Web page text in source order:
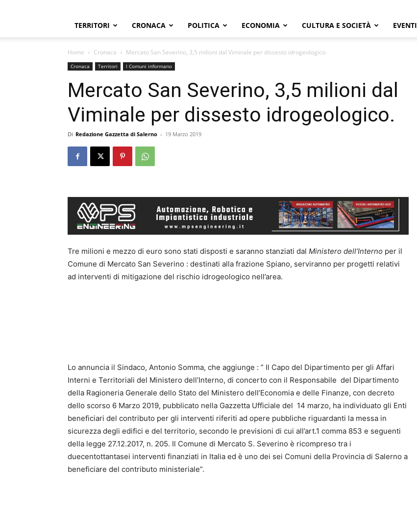
TERRITORI CRONACA POLITICA ECONOMIA CULTURA E SOCIETÀ EVENTI
Home Cronaca Mercato San Severino, 3,5 milioni dal Viminale per dissesto idrogeologico.
Cronaca Territori I Comuni informano
Mercato San Severino, 3,5 milioni dal
Viminale per dissesto idrogeologico.
Di Redazione Gazzetta di Salerno - 19 Marzo 2019
Tre milioni e mezzo di euro sono stati disposti e saranno stanziati dal Ministero dell’Interno per il
Comune di Mercato San Severino : destinati alla frazione Spiano, serviranno per progetti relativi
ad interventi di mitigazione del rischio idrogeologico nell’area.
Lo annuncia il Sindaco, Antonio Somma, che aggiunge : ” Il Capo del Dipartimento per gli Affari
Interni e Territoriali del Ministero dell’Interno, di concerto con il Responsabile del Dipartimento
della Ragioneria Generale dello Stato del Ministero dell’Economia e delle Finanze, con decreto
dello scorso 6 Marzo 2019, pubblicato nella Gazzetta Ufficiale del 14 marzo, ha individuato gli Enti
beneficiari del contributo per gli interventi riferiti ad opere pubbliche riguardanti la messa in
sicurezza degli edifici e del territorio, secondo le previsioni di cui all’art.1 comma 853 e seguenti
della legge 27.12.2017, n. 205. Il Comune di Mercato S. Severino è ricompreso tra i
duecentottantasei interventi finanziati in Italia ed è uno dei sei Comuni della Provincia di Salerno a
beneficiare del contributo ministeriale”.